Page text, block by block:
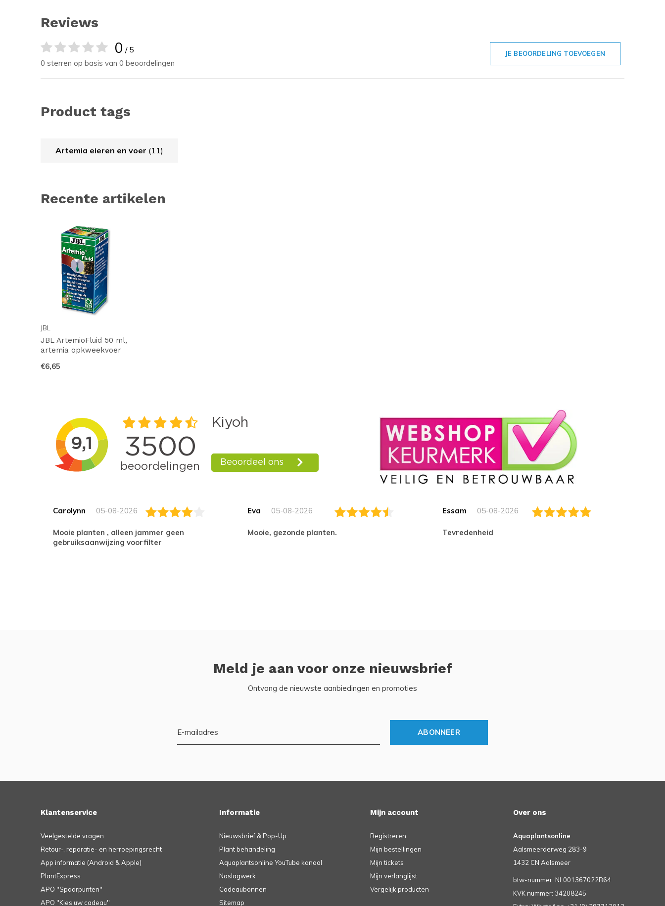
Reviews
0 / 5
0 sterren op basis van 0 beoordelingen
JE BEOORDELING TOEVOEGEN
Product tags
Artemia eieren en voer (11)
Recente artikelen
JBL
JBL ArtemioFluid 50 ml,
artemia opkweekvoer
€6,65
Carolynn 05-08-2026
Mooie planten , alleen jammer geen
gebruiksaanwijzing voorfilter
Eva 05-08-2026
Mooie, gezonde planten.
Essam 05-08-2026
tevredenheid
Meld je aan voor onze nieuwsbrief
Ontvang de nieuwste aanbiedingen en promoties
ABONNEER
Klantenservice
Veelgestelde vragen
Retour-, reparatie- en herroepingsrecht
App informatie (Android & Apple)
PlantExpress
APO ''Spaarpunten''
APO ''Kies uw cadeau''
Informatie
Nieuwsbrief & Pop-Up
Plant behandeling
Aquaplantsonline YouTube kanaal
Naslagwerk
Cadeaubonnen
Sitemap
Mijn account
Registreren
Mijn bestellingen
Mijn tickets
Mijn verlanglijst
Vergelijk producten
Over ons
Aquaplantsonline
Aalsmeerderweg 283-9
1432 CN Aalsmeer
btw-nummer: NL001367022B64
KVK nummer: 34208245